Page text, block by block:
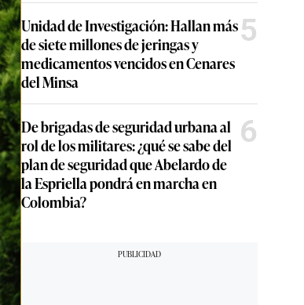
Unidad de Investigación: Hallan más
de siete millones de jeringas y
medicamentos vencidos en Cenares
del Minsa
5
De brigadas de seguridad urbana al
rol de los militares: ¿qué se sabe del
plan de seguridad que Abelardo de
la Espriella pondrá en marcha en
Colombia?
6